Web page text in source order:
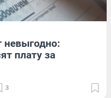
невыгодно:
плату за
3